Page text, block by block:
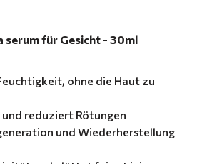
serum für Gesicht - 30ml
ohne die Haut zu
reduziert Rötungen
und Wiederherstellung